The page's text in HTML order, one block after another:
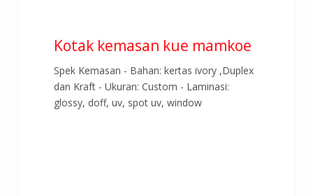
Kotak kemasan kue mamkoe
Spek Kemasan - Bahan: kertas ivory ,Duplex
dan Kraft - Ukuran: Custom - Laminasi:
glossy, doff, uv, spot uv, window